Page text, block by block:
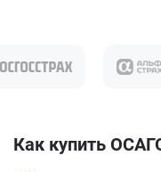
Как купить